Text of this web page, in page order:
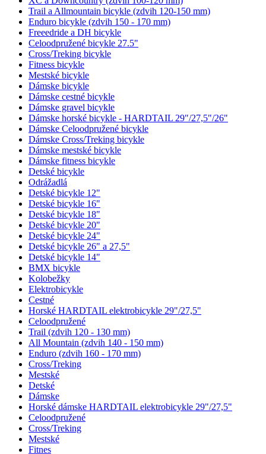
Trail a Allmountain bicykle (zdvih 120-150 mm)
Enduro bicykle (zdvih 150 - 170 mm)
Freeedride a DH bicykle
Celoodpružené bicykle 27.5"
Cross/Treking bicykle
Fitness bicykle
Mestské bicykle
Dámske bicykle
Dámske cestné bicykle
Dámske gravel bicykle
Dámske horské bicykle - HARDTAIL 29"/27,5"/26"
Dámske Celoodpružené bicykle
Dámske Cross/Treking bicykle
Dámske mestské bicykle
Dámske fitness bicykle
Detské bicykle
Odrážadlá
Detské bicykle 12"
Detské bicykle 16"
Detské bicykle 18"
Detské bicykle 20"
Detské bicykle 24"
Detské bicykle 26" a 27,5"
Detské bicykle 14"
BMX bicykle
Kolobežky
Elektrobicykle
Cestné
Horské HARDTAIL elektrobicykle 29"/27,5"
Celoodpružené
Trail (zdvih 120 - 130 mm)
All Mountain (zdvih 140 - 150 mm)
Enduro (zdvih 160 - 170 mm)
Cross/Treking
Mestské
Detské
Dámske
Horské dámske HARDTAIL elektrobicykle 29"/27,5"
Celoodpružené
Cross/Treking
Mestské
Fitnes